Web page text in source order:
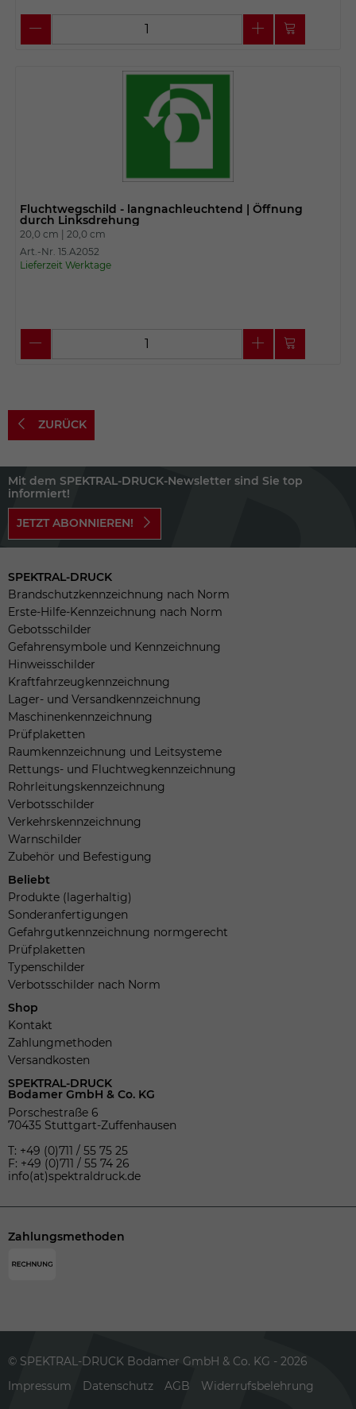
Fluchtwegschild - langnachleuchtend | Öffnung
durch Linksdrehung
20,0 cm | 20,0 cm
Art.-Nr. 15.A2052
Lieferzeit Werktage
ZURÜCK
Mit dem SPEKTRAL-DRUCK-Newsletter sind Sie top
informiert!
JETZT ABONNIEREN!
SPEKTRAL-DRUCK
Brandschutzkennzeichnung nach Norm
Erste-Hilfe-Kennzeichnung nach Norm
Gebotsschilder
Gefahrensymbole und Kennzeichnung
Hinweisschilder
Kraftfahrzeugkennzeichnung
Lager- und Versandkennzeichnung
Maschinenkennzeichnung
Prüfplaketten
Raumkennzeichnung und Leitsysteme
Rettungs- und Fluchtwegkennzeichnung
Rohrleitungskennzeichnung
Verbotsschilder
Verkehrskennzeichnung
Warnschilder
Zubehör und Befestigung
Beliebt
Produkte (lagerhaltig)
Sonderanfertigungen
Gefahrgutkennzeichnung normgerecht
Prüfplaketten
Typenschilder
Verbotsschilder nach Norm
Shop
Kontakt
Zahlungmethoden
Versandkosten
SPEKTRAL-DRUCK
Bodamer GmbH & Co. KG
Porschestraße 6
70435 Stuttgart-Zuffenhausen
T: +49 (0)711 / 55 75 25
F: +49 (0)711 / 55 74 26
info(at)spektraldruck.de
Zahlungsmethoden
© SPEKTRAL-DRUCK Bodamer GmbH & Co. KG - 2026
Impressum
Datenschutz AGB Widerrufsbelehrung